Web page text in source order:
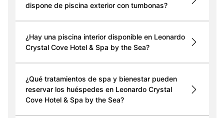
dispone de piscina exterior con tumbonas?
¿Hay una piscina interior disponible en Leonardo
Crystal Cove Hotel & Spa by the Sea?
¿Qué tratamientos de spa y bienestar pueden
reservar los huéspedes en Leonardo Crystal
Cove Hotel & Spa by the Sea?